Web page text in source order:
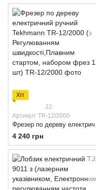
Хіт
22
Артикул: TR-12/2000
4 240 грн